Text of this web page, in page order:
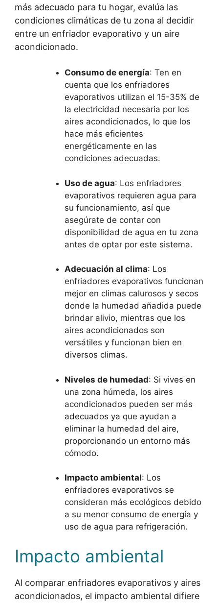
más adecuado para tu hogar, evalúa las
condiciones climáticas de tu zona al decidir
entre un enfriador evaporativo y un aire
acondicionado.
Consumo de energía: Ten en
cuenta que los enfriadores
evaporativos utilizan el 15-35% de
la electricidad necesaria por los
aires acondicionados, lo que los
hace más eficientes
energéticamente en las
condiciones adecuadas.
Uso de agua: Los enfriadores
evaporativos requieren agua para
su funcionamiento, así que
asegúrate de contar con
disponibilidad de agua en tu zona
antes de optar por este sistema.
Adecuación al clima: Los
enfriadores evaporativos funcionan
mejor en climas calurosos y secos
donde la humedad añadida puede
brindar alivio, mientras que los
aires acondicionados son
versátiles y funcionan bien en
diversos climas.
Niveles de humedad: Si vives en
una zona húmeda, los aires
acondicionados pueden ser más
adecuados ya que ayudan a
eliminar la humedad del aire,
proporcionando un entorno más
cómodo.
Impacto ambiental: Los
enfriadores evaporativos se
consideran más ecológicos debido
a su menor consumo de energía y
uso de agua para refrigeración.
Impacto ambiental
Al comparar enfriadores evaporativos y aires
acondicionados, el impacto ambiental difiere